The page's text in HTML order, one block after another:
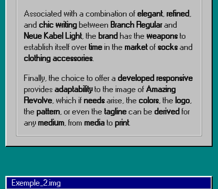
Associated with a combination ofelegant,refined,
andchic writingbetweenBranch Regularand
Neue Kabel Light, thebrandhas theweaponsto
establish itself overtimein themarketofsocksand
clothing accessories.
Finally, the choice to offer adeveloped responsive
providesadaptabilityto the image ofAmazing
Revolve, which ifneedsarise, thecolors, thelogo,
thepattern, or even thetaglinecan bederivedfor
anymedium, frommediatoprint.
Exemple_2.img